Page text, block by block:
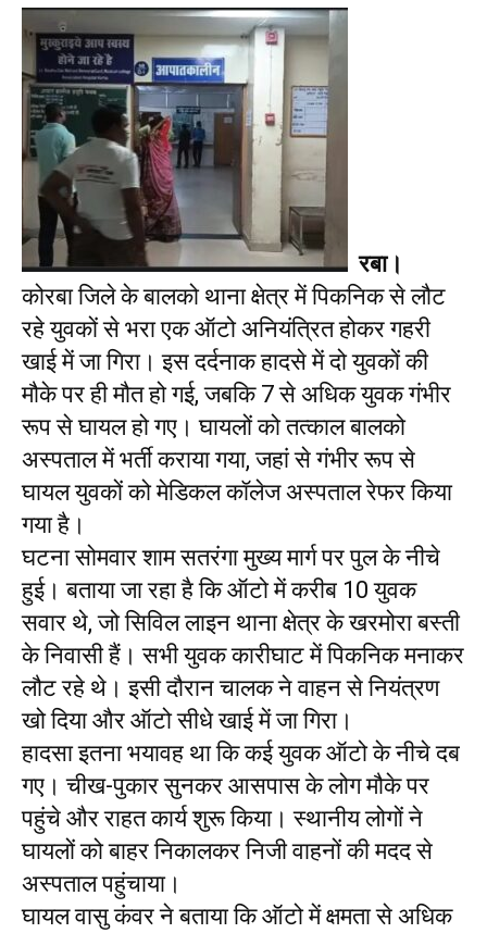
रबा।
कोरबा जिले के बालको थाना क्षेत्र में पिकनिक से लौट
रहे युवकों से भरा एक ऑटो अनियंत्रित होकर गहरी
खाई में जा गिरा। इस दर्दनाक हादसे में दो युवकों की
मौके पर ही मौत हो गई, जबकि 7 से अधिक युवक गंभीर
रूप से घायल हो गए। घायलों को तत्काल बालको
अस्पताल में भर्ती कराया गया, जहां से गंभीर रूप से
घायल युवकों को मेडिकल कॉलेज अस्पताल रेफर किया
गया है।
घटना सोमवार शाम सतरंगा मुख्य मार्ग पर पुल के नीचे
हुई। बताया जा रहा है कि ऑटो में करीब 10 युवक
सवार थे, जो सिविल लाइन थाना क्षेत्र के खरमोरा बस्ती
के निवासी हैं। सभी युवक कारीघाट में पिकनिक मनाकर
लौट रहे थे। इसी दौरान चालक ने वाहन से नियंत्रण
खो दिया और ऑटो सीधे खाई में जा गिरा।
हादसा इतना भयावह था कि कई युवक ऑटो के नीचे दब
गए। चीख-पुकार सुनकर आसपास के लोग मौके पर
पहुंचे और राहत कार्य शुरू किया। स्थानीय लोगों ने
घायलों को बाहर निकालकर निजी वाहनों की मदद से
अस्पताल पहुंचाया।
घायल वासु कंवर ने बताया कि ऑटो में क्षमता से अधिक